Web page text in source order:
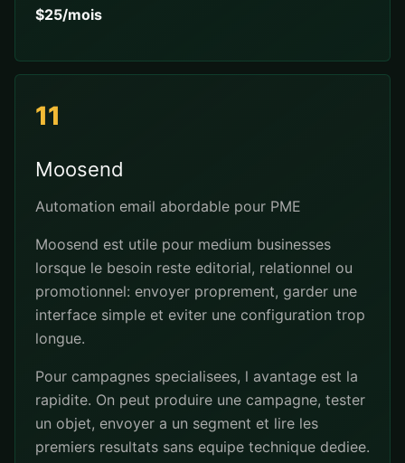
$25/mois
11
Moosend
Automation email abordable pour PME
Moosend est utile pour medium businesses
lorsque le besoin reste editorial, relationnel ou
promotionnel: envoyer proprement, garder une
interface simple et eviter une configuration trop
longue.
Pour campagnes specialisees, l avantage est la
rapidite. On peut produire une campagne, tester
un objet, envoyer a un segment et lire les
premiers resultats sans equipe technique dediee.